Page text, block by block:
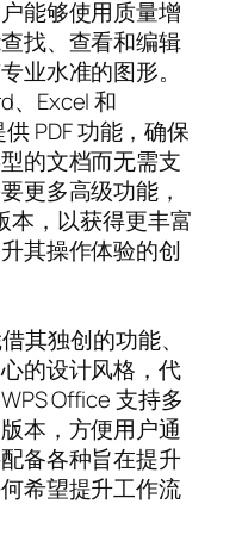
能够使用质量增
找、查看和编辑
业水准的图形。
、Excel 和
PDF 功能，确保
的文档而无需支
更多高级功能，
本，以获得更丰富
其操作体验的创
其独创的功能、
的设计风格，代
Office 支持多
本，方便用户通
备各种旨在提升
希望提升工作流